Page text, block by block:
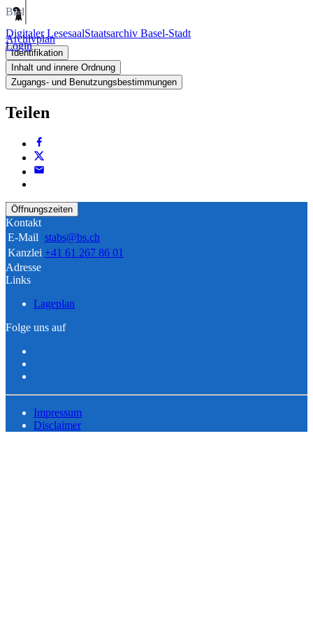
Digitaler LesesaalStaatsarchiv Basel-Stadt
Login
Bild
Archivplan
Identifikation
Inhalt und innere Ordnung
Zugangs- und Benutzungsbestimmungen
Teilen
Öffnungszeiten
Kontakt
E-Mail stabs@bs.ch
Kanzlei +41 61 267 86 01
Adresse
Links
Lageplan
Folge uns auf
Impressum
Disclaimer